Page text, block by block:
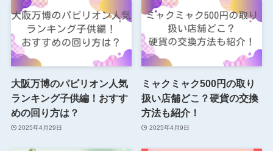
大阪万博のパビリオン人気
ランキング子供編！おすす
めの回り方は？
2025年4月29日
ミャクミャク500円の取り
扱い店舗どこ？硬貨の交換
方法も紹介！
2025年4月9日